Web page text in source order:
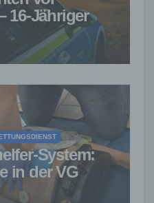
16-Jähriger
gestoppt
System:
in der VG